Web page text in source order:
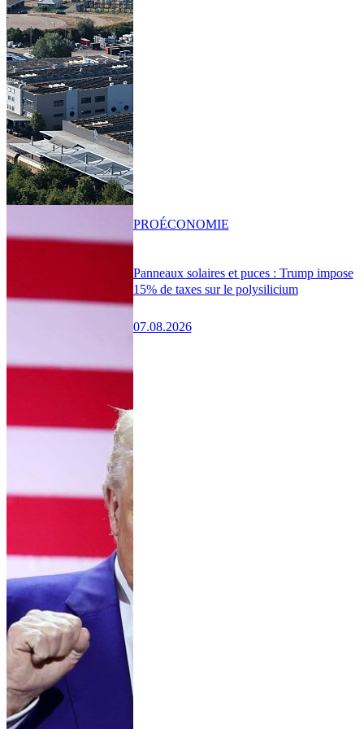
Panneaux solaires et puces : Trump impose
15% de taxes sur le polysilicium
07.08.2026
PROÉCONOMIE